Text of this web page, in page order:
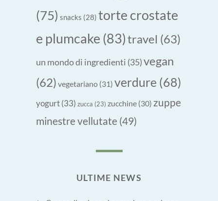
(75) snacks (28) torte crostate
e plumcake (83)travel (63)
un mondo di ingredienti (35)vegan
(62) vegetariano (31) verdure (68)
yogurt(33) zucca (23) zucchine (30) zuppe
minestre vellutate (49)
ULTIME NEWS